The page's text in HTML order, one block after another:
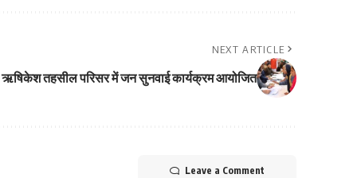
NEXT ARTICLE
ऋषिकेश तहसील परिसर में जन सुनवाई कार्यक्रम आयोजित
Leave a Comment